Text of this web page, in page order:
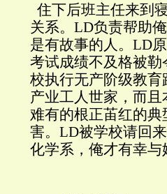
住下后班主任来到
关系。LD负责帮助
是有故事的人。LD
考试成绩不及格被
校执行无产阶级教
产业工人世家，而
难有的根正苖红的
害。LD被学校请回
化学系，俺才有幸与